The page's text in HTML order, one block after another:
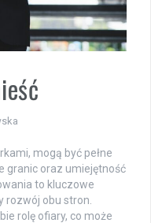
mogą być pełne
granic oraz umiejętność
to kluczowe
rozwój obu stron.
rolę ofiary, co może